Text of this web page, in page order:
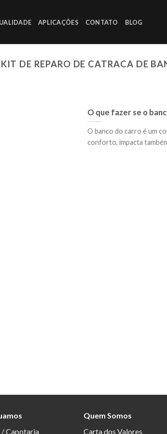
APLICAÇÕES CONTATO BLOG
KIT DE REPARO DE CATRACA DE
O que fazer se o
O banco do carro é um
conforto, impacta
/ Capotaria
Quem Somos
Carta dos Valores